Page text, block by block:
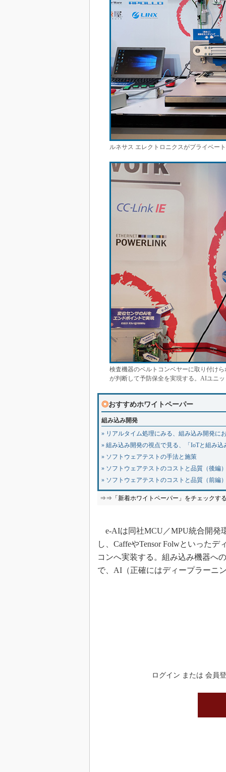
ルネサス エレクトロニクスがプライベー
検査機器のベルトコンベヤーに取り付け
が判断して予防保全を実現する。AIユニ
◎おすすめホワイトペーパー
組み込み開発
» リアルタイム処理にみる、組み込み開発に
» 組み込み開発の視点で見る、「IoTと組み
» ソフトウェアテストの手法と施策
» ソフトウェアテストのコストと品質（後編
» ソフトウェアテストのコストと品質（前
⇒⇒「新着ホワイトペーパー」をチェックす
e-AIは同社MCU／MPU統合開発
し、CaffeやTensor Folwといった
コンへ実装する。組み込み機器へ
で、AI（正確にはディープラーニ
ログイン または 会員